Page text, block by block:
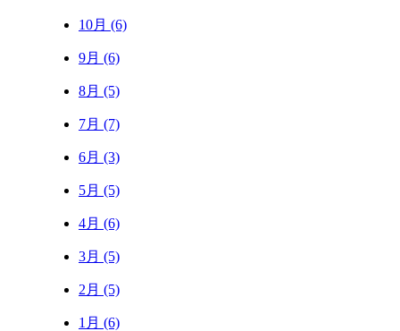
10月 (6)
9月 (6)
8月 (5)
7月 (7)
6月 (3)
5月 (5)
4月 (6)
3月 (5)
2月 (5)
1月 (6)